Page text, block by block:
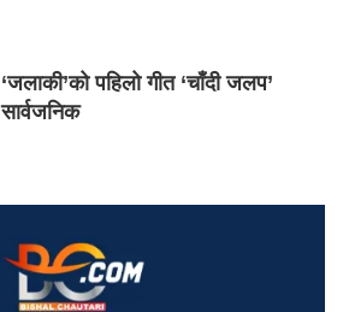
‘जलाकी’को पहिलो गीत ‘चाँदी जलप’
सार्वजनिक